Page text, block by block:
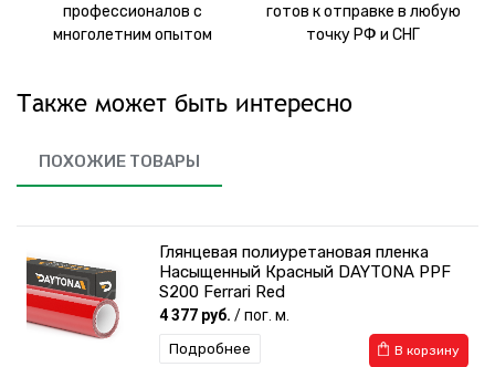
профессионалов с
многолетним опытом
готов к отправке в любую
точку РФ и СНГ
Также может быть интересно
ПОХОЖИЕ ТОВАРЫ
Глянцевая полиуретановая пленка
Насыщенный Красный DAYTONA PPF
S200 Ferrari Red
4 377 руб. / пог. м.
В корзину
Подробнее